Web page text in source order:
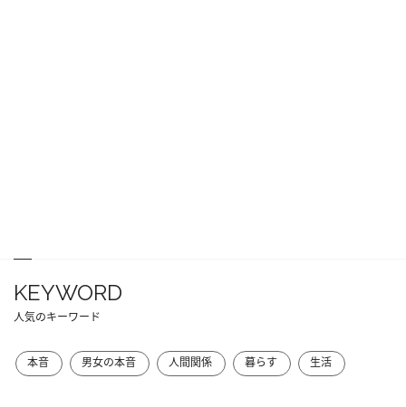
KEYWORD
人気のキーワード
本音 男女の本音 人間関係 暮らす 生活